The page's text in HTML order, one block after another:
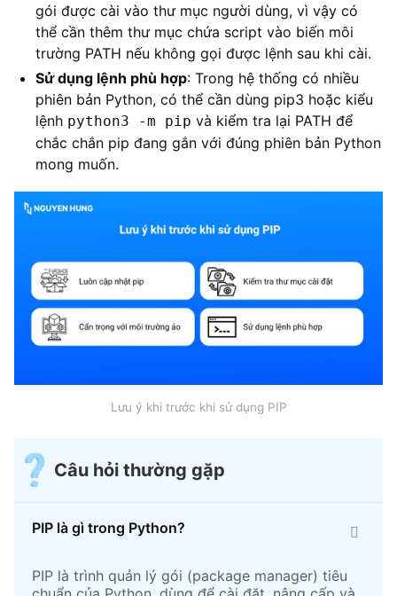
gói được cài vào thư mục người dùng, vì vậy có
thể cần thêm thư mục chứa script vào biến môi
trường PATH nếu không gọi được lệnh sau khi cài.​
Sử dụng lệnh phù hợp: Trong hệ thống có nhiều
phiên bản Python, có thể cần dùng pip3 hoặc kiểu
lệnh python3 -m pip và kiểm tra lại PATH để
chắc chắn pip đang gắn với đúng phiên bản Python
mong muốn.​
Lưu ý khi trước khi sử dụng PIP
Câu hỏi thường gặp
PIP là gì trong Python?
PIP là trình quản lý gói (package manager) tiêu